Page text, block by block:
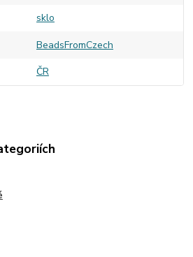
sklo
BeadsFromCzech
ČR